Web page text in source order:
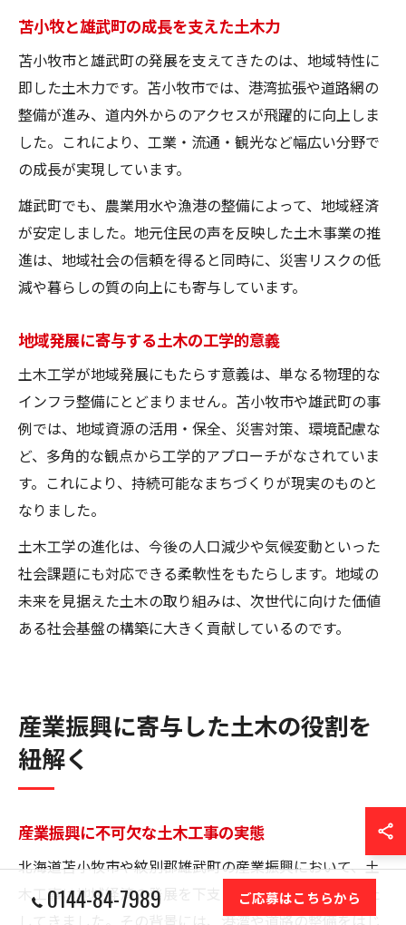
苫小牧と雄武町の成長を支えた土木力
苫小牧市と雄武町の発展を支えてきたのは、地域特性に
即した土木力です。苫小牧市では、港湾拡張や道路網の
整備が進み、道内外からのアクセスが飛躍的に向上しま
した。これにより、工業・流通・観光など幅広い分野で
の成長が実現しています。
雄武町でも、農業用水や漁港の整備によって、地域経済
が安定しました。地元住民の声を反映した土木事業の推
進は、地域社会の信頼を得ると同時に、災害リスクの低
減や暮らしの質の向上にも寄与しています。
地域発展に寄与する土木の工学的意義
土木工学が地域発展にもたらす意義は、単なる物理的な
インフラ整備にとどまりません。苫小牧市や雄武町の事
例では、地域資源の活用・保全、災害対策、環境配慮な
ど、多角的な観点から工学的アプローチがなされていま
す。これにより、持続可能なまちづくりが現実のものと
なりました。
土木工学の進化は、今後の人口減少や気候変動といった
社会課題にも対応できる柔軟性をもたらします。地域の
未来を見据えた土木の取り組みは、次世代に向けた価値
ある社会基盤の構築に大きく貢献しているのです。
産業振興に寄与した土木の役割を
紐解く
産業振興に不可欠な土木工事の実態
北海道苫小牧市や紋別郡雄武町の産業振興において、土
木工事は地域経済の発展を下支えする重要な役割を果た
してきました。その背景には、港湾や道路の整備をはじ
0144-84-7989 ご応募はこちらから